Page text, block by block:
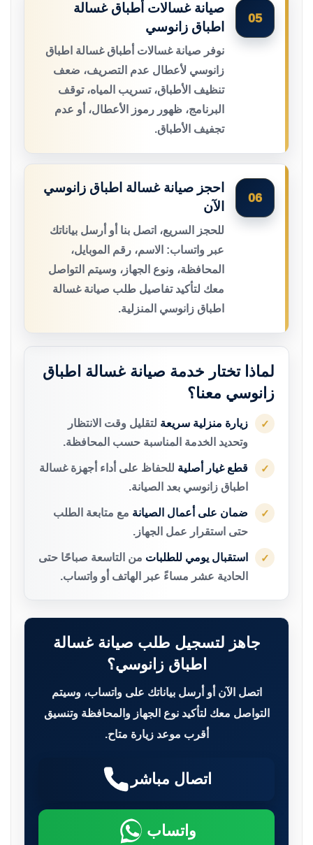
05
صيانة غسالات أطباق غسالة
اطباق زانوسي
نوفر صيانة غسالات أطباق غسالة اطباق
زانوسي لأعطال عدم التصريف، ضعف
تنظيف الأطباق، تسريب المياه، توقف
البرنامج، ظهور رموز الأعطال، أو عدم
تجفيف الأطباق.
06
احجز صيانة غسالة اطباق زانوسي
الآن
للحجز السريع، اتصل بنا أو أرسل بياناتك
عبر واتساب: الاسم، رقم الموبايل،
المحافظة، ونوع الجهاز، وسيتم التواصل
معك لتأكيد تفاصيل طلب صيانة غسالة
اطباق زانوسي المنزلية.
لماذا تختار خدمة صيانة غسالة اطباق
زانوسي معنا؟
✓ زيارة منزلية سريعة لتقليل وقت الانتظار
وتحديد الخدمة المناسبة حسب المحافظة.
✓ قطع غيار أصلية للحفاظ على أداء أجهزة غسالة
اطباق زانوسي بعد الصيانة.
✓ ضمان على أعمال الصيانة مع متابعة الطلب
حتى استقرار عمل الجهاز.
✓ استقبال يومي للطلبات من التاسعة صباحًا حتى
الحادية عشر مساءً عبر الهاتف أو واتساب.
جاهز لتسجيل طلب صيانة غسالة
اطباق زانوسي؟
اتصل الآن أو أرسل بياناتك على واتساب، وسيتم
التواصل معك لتأكيد نوع الجهاز والمحافظة وتنسيق
أقرب موعد زيارة متاح.
اتصال مباشر
واتساب